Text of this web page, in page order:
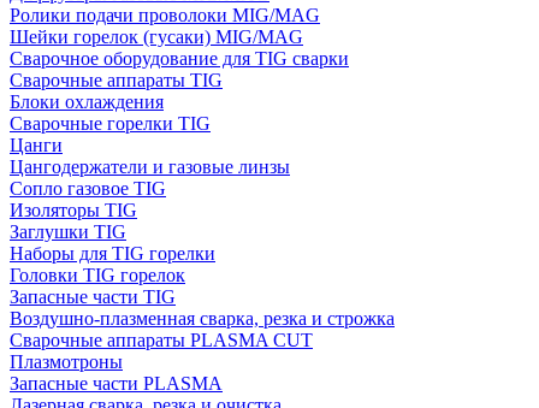
Ролики подачи проволоки MIG/MAG
Шейки горелок (гусаки) MIG/MAG
Сварочное оборудование для TIG сварки
Сварочные аппараты TIG
Блоки охлаждения
Сварочные горелки TIG
Цанги
Цангодержатели и газовые линзы
Сопло газовое TIG
Изоляторы TIG
Заглушки TIG
Наборы для TIG горелки
Головки TIG горелок
Запасные части TIG
Воздушно-плазменная сварка, резка и строжка
Сварочные аппараты PLASMA CUT
Плазмотроны
Запасные части PLASMA